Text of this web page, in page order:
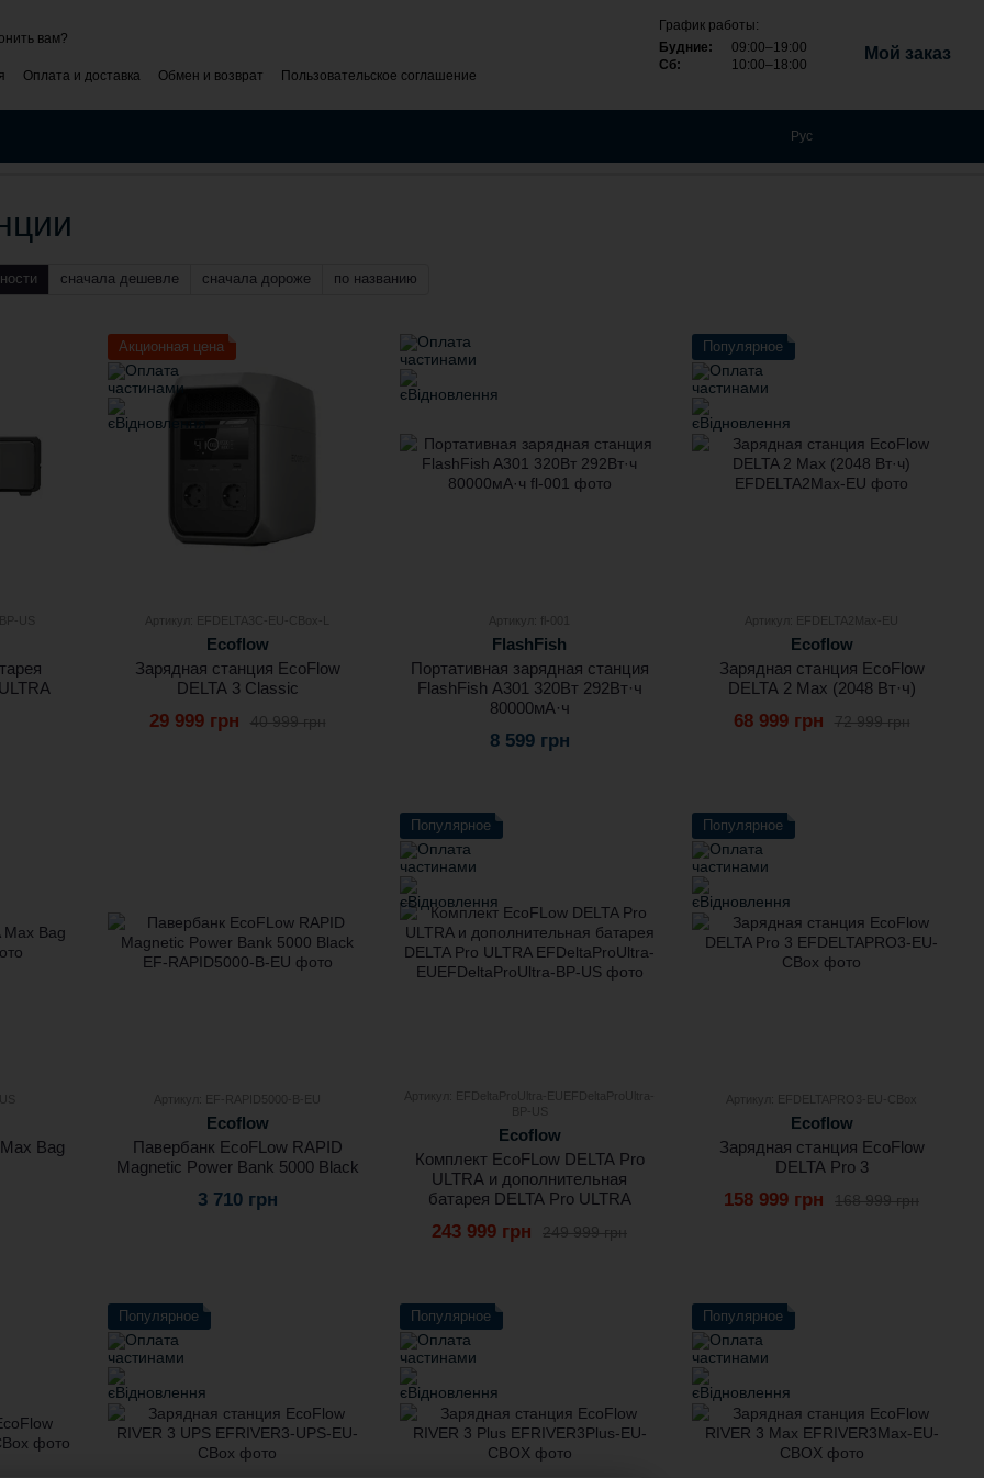
вам?
Оплата и доставка Обмен и возврат
Пользовательское соглашение
График работы:
Будние:
09:00–19:00
Сб:
10:00–18:00
Мой заказ
Рус
сначала дешевле сначала дороже по названию
US
Акционная цена
Артикул: EFDELTA3C-EU-CBox-L
Ecoflow
Зарядная станция EcoFlow
DELTA 3 Classic
40 999 грн
29 999 грн
Артикул: fl-001
FlashFish
Портативная зарядная станция
FlashFish A301 320Вт 292Вт·ч
80000мА·ч
8 599 грн
Популярное
Артикул: EFDELTA2Max-EU
Ecoflow
Зарядная станция EcoFlow
DELTA 2 Max (2048 Вт·ч)
72 999 грн
68 999 грн
Bag
Артикул: EF-RAPID5000-B-EU
Ecoflow
Павербанк EcoFLow RAPID
Magnetic Power Bank 5000 Black
3 710 грн
Популярное
Артикул: EFDeltaProUltra-EUEFDeltaProUltra-
Ecoflow
Комплект EcoFLow DELTA Pro
ULTRA и дополнительная
батарея DELTA Pro ULTRA
249 999 грн
243 999 грн
Популярное
Артикул: EFDELTAPRO3-EU-CBox
Ecoflow
Зарядная станция EcoFlow
DELTA Pro 3
168 999 грн
158 999 грн
Популярное Популярное Популярное